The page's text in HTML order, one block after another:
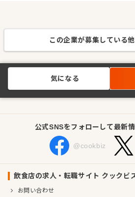
この企業が募集している
気になる
公式SNSをフォローして最新
@cookbiz
飲食店の求人・転職サイト クックビ
お問い合わせ